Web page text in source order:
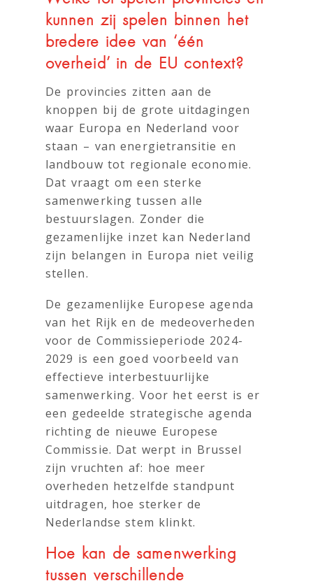
kunnen zij spelen binnen het
bredere idee van ‘één
overheid’ in de EU context?
De provincies zitten aan de
knoppen bij de grote uitdagingen
waar Europa en Nederland voor
staan – van energietransitie en
landbouw tot regionale economie.
Dat vraagt om een sterke
samenwerking tussen alle
bestuurslagen. Zonder die
gezamenlijke inzet kan Nederland
zijn belangen in Europa niet veilig
stellen.
De gezamenlijke Europese agenda
van het Rijk en de medeoverheden
voor de Commissieperiode 2024-
2029 is een goed voorbeeld van
effectieve interbestuurlijke
samenwerking. Voor het eerst is er
een gedeelde strategische agenda
richting de nieuwe Europese
Commissie. Dat werpt in Brussel
zijn vruchten af: hoe meer
overheden hetzelfde standpunt
uitdragen, hoe sterker de
Nederlandse stem klinkt.
Hoe kan de samenwerking
tussen verschillende